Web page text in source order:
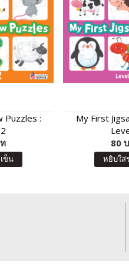
Puzzles :
ข็น
My First
80
หยิบใส่